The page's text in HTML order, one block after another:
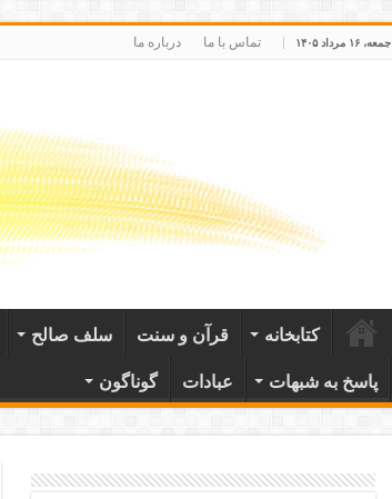
جمعه، ۱۶ مرداد ۱۴۰۵ تماس با ما درباره ما
کتابخانه قرآن و سنت سلف صالح
پاسخ به شبهات عبادات گوناگون